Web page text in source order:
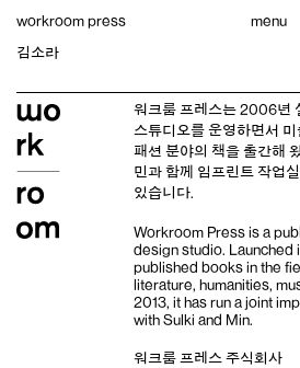
content
workroom press menu
김소라
워크룸 프레스는 2006년
스튜디오를 운영하면서 미
패션 분야의 책을 출간해
민과 함께 임프린트 작업
있습니다.
Workroom Press is a
design studio. Launched
published books in the
literature, humanities,
2013, it has run a joint
with Sulki and Min.
워크룸 프레스 주식회사